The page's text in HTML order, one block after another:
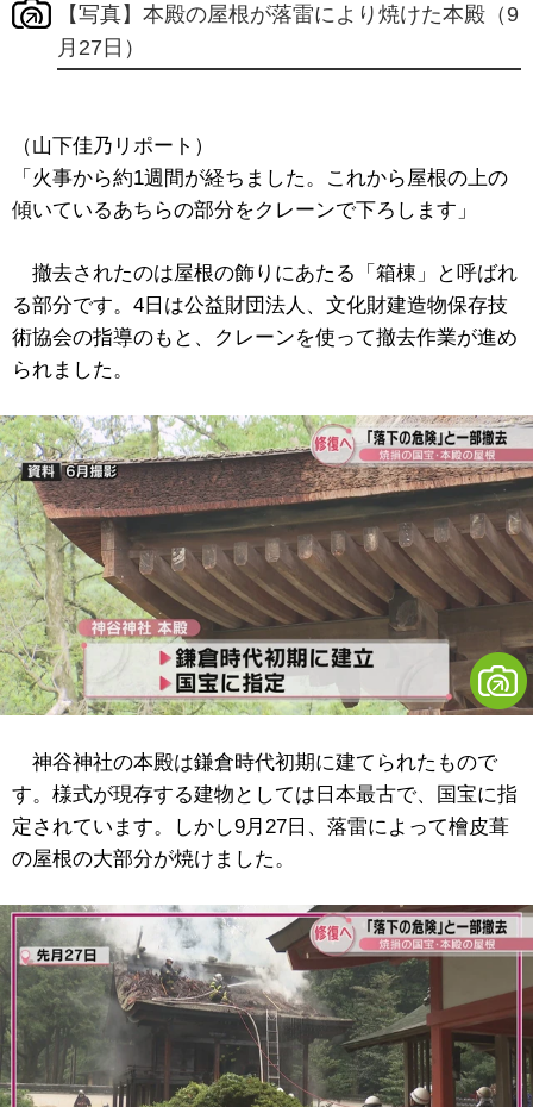
【写真】本殿の屋根が落雷により焼けた本殿（9
月27日）
（山下佳乃リポート）
「火事から約1週間が経ちました。これから屋根の上の
傾いているあちらの部分をクレーンで下ろします」
撤去されたのは屋根の飾りにあたる「箱棟」と呼ばれ
る部分です。4日は公益財団法人、文化財建造物保存技
術協会の指導のもと、クレーンを使って撤去作業が進め
られました。
神谷神社の本殿は鎌倉時代初期に建てられたもので
す。様式が現存する建物としては日本最古で、国宝に指
定されています。しかし9月27日、落雷によって檜皮葺
の屋根の大部分が焼けました。